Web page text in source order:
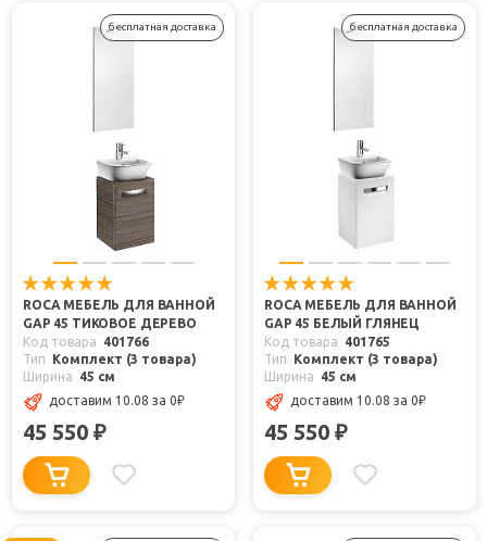
бесплатная доставка
ROCA МЕБЕЛЬ ДЛЯ ВАННОЙ
GAP 45 ТИКОВОЕ ДЕРЕВО
Код товара
401766
Тип
Комплект (3 товара)
Ширина
45 см
доставим 10.08 за 0₽
45 550 ₽
бесплатная доставка
ROCA МЕБЕЛЬ ДЛЯ ВАННОЙ
GAP 45 БЕЛЫЙ ГЛЯНЕЦ
Код товара
401765
Тип
Комплект (3 товара)
Ширина
45 см
доставим 10.08 за 0₽
45 550 ₽